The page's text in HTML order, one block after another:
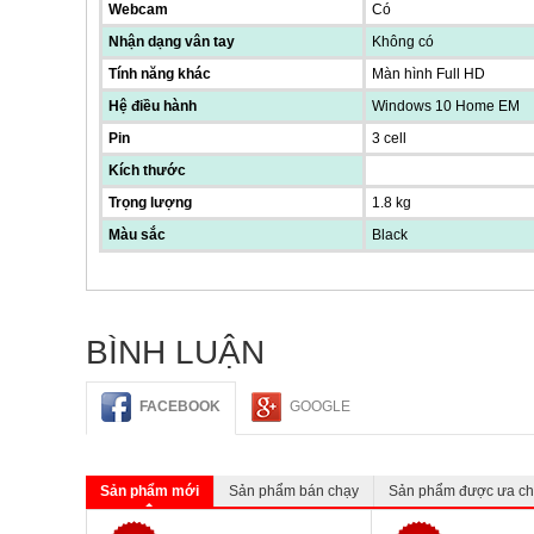
Webcam
Có
Nhận dạng vân tay
Không có
Tính năng khác
Màn hình Full HD
Hệ điều hành
Windows 10 Home EM
Pin
3 cell
Kích thước
Trọng lượng
1.8 kg
Màu sắc
Black
BÌNH LUẬN
FACEBOOK GOOGLE
Sản phẩm mới Sản phẩm bán chạy Sản phẩm được ưa